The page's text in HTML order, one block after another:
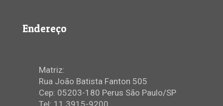
Endereço
Matriz:
Rua João Batista Fanton 505
Cep: 05203-180 Perus São Paulo/SP
Tel: 11 3915-9200